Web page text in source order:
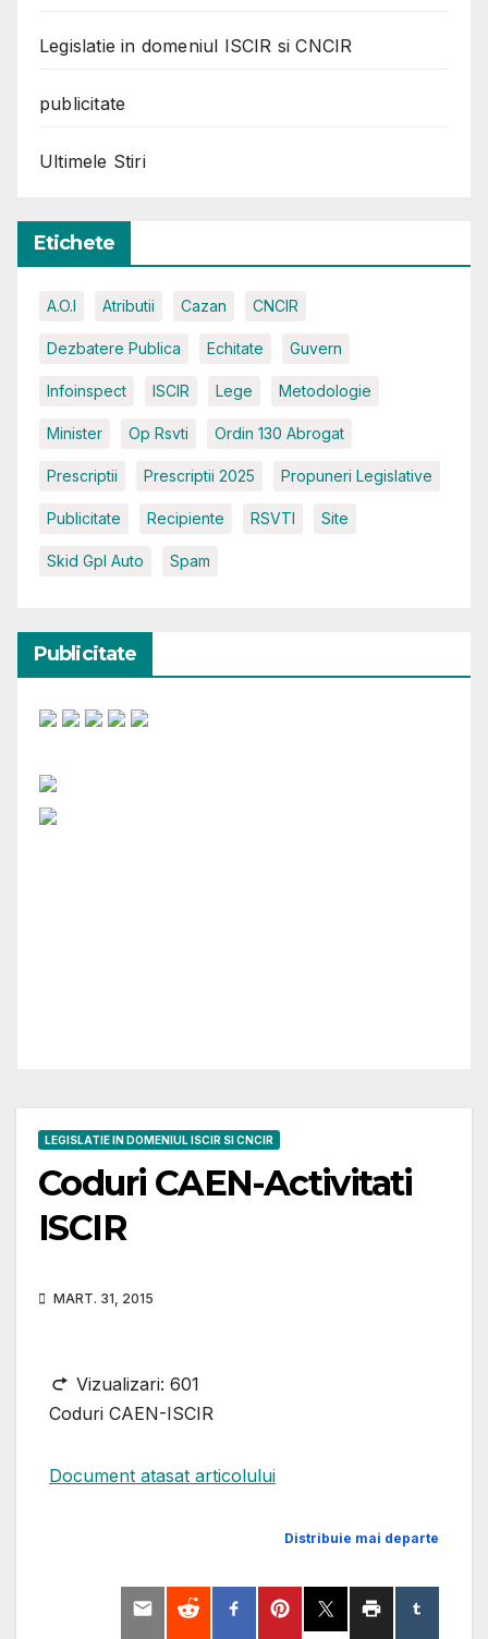
Legislatie in domeniul ISCIR si CNCIR
publicitate
Ultimele Stiri
Etichete
A.O.I Atributii Cazan CNCIR
Dezbatere Publica Echitate Guvern
Infoinspect ISCIR Lege Metodologie
Minister Op Rsvti Ordin 130 Abrogat
Prescriptii Prescriptii 2025 Propuneri Legislative
Publicitate Recipiente RSVTI Site
Skid Gpl Auto Spam
Publicitate
LEGISLATIE IN DOMENIUL ISCIR SI CNCIR
Coduri CAEN-Activitati
ISCIR
MART. 31, 2015
Vizualizari: 601
Coduri CAEN-ISCIR
Document atasat articolului
Distribuie mai departe